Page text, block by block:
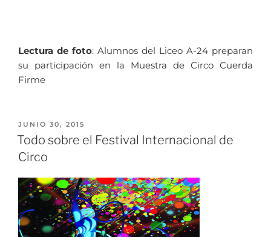
Lectura de foto: Alumnos del Liceo A-24 preparan
su participación en la Muestra de Circo Cuerda
Firme
JUNIO 30, 2015
Todo sobre el Festival Internacional de
Circo